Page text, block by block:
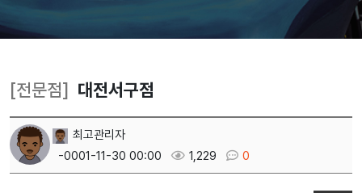
[전문점] 대전서구점
최고관리자
-0001-11-30 00:00
1,229 0